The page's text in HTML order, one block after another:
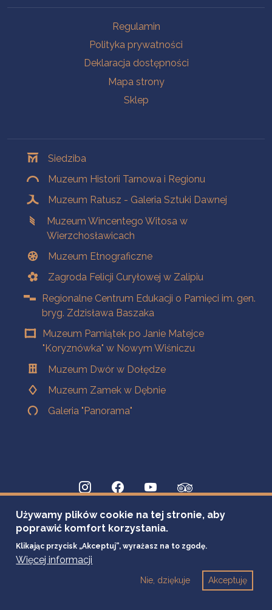
Regulamin
Polityka prywatności
Deklaracja dostępności
Mapa strony
Sklep
Siedziba
Muzeum Historii Tarnowa i Regionu
Muzeum Ratusz - Galeria Sztuki Dawnej
Muzeum Wincentego Witosa w
Wierzchosławicach
Muzeum Etnograficzne
Zagroda Felicji Curyłowej w Zalipiu
Regionalne Centrum Edukacji o Pamięci im. gen.
bryg. Zdzisława Baszaka
Muzeum Pamiątek po Janie Matejce
"Koryznówka" w Nowym Wiśniczu
Muzeum Dwór w Dołędze
Muzeum Zamek w Dębnie
Galeria "Panorama"
Używamy plików cookie na tej stronie, aby
poprawić komfort korzystania.
Klikając przycisk „Akceptuj”, wyrażasz na to zgodę.
Więcej informacji
Akceptuję
Nie, dziękuje